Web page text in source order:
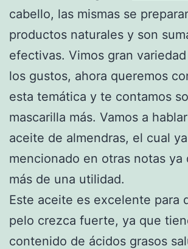
cabello, las mismas se
productos naturales y son
efectivas. Vimos gran
los gustos, ahora queremos
esta temática y te contamos
mascarilla más. Vamos a
aceite de almendras, el cual
mencionado en otras notas ya
más de una utilidad.
Este aceite es excelente para
pelo crezca fuerte, ya que
contenido de ácidos grasos